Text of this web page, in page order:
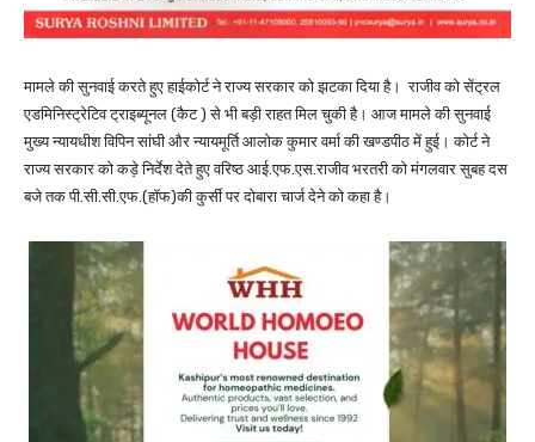
मामले की सुनवाई करते हुए हाईकोर्ट ने राज्य सरकार को झटका दिया है। राजीव को सेंट्रल
एडमिनिस्ट्रेटिव ट्राइब्यूनल (कैट ) से भी बड़ी राहत मिल चुकी है। आज मामले की सुनवाई
मुख्य न्यायधीश विपिन सांघी और न्यायमूर्ति आलोक कुमार वर्मा की खण्डपीठ में हुई। कोर्ट ने
राज्य सरकार को कड़े निर्देश देते हुए वरिष्ठ आई.एफ.एस.राजीव भरतरी को मंगलवार सुबह दस
बजे तक पी.सी.सी.एफ.(हॉफ)की कुर्सी पर दोबारा चार्ज देने को कहा है।